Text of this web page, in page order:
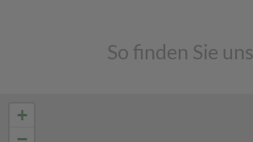
So finden Sie uns
+